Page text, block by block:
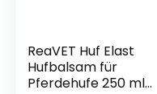
ReaVET Huf Elast
Hufbalsam für
Pferdehufe 250 ml